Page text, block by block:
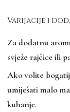
Varijacije i
Za dodatnu
svježe rajčice ili
Ako volite
umiješati malo
kuhanje.